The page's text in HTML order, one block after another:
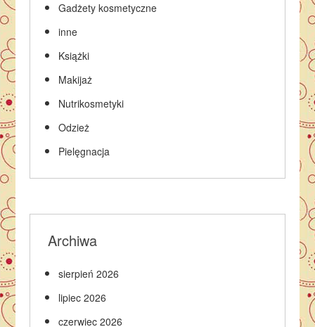
Gadżety kosmetyczne
inne
Książki
Makijaż
Nutrikosmetyki
Odzież
Pielęgnacja
Archiwa
sierpień 2026
lipiec 2026
czerwiec 2026